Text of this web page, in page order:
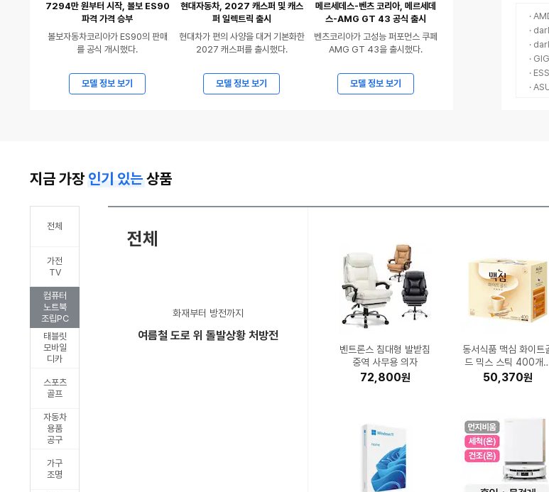
7294만 원부터 시작, 볼보 ES90
파격 가격 승부
볼보자동차코리아가 ES90의 판매
를 공식 개시했다.
7294
시
모델 정보 보기
현대자동차, 2027 캐스퍼 및 캐스
퍼 일렉트릭 출시
현대차가 편의 사양을 대거 기본화한
2027 캐스퍼를 출시했다.
현
일
모델 정보 보기
메르세데스-벤츠 코리아, 메르세데
스-AMG GT 43 공식 출시
벤츠코리아가 고성능 퍼포먼스 쿠페
AMG GT 43을 출시했다.
메
아,
메
르
세
스-
AMG
모델 정보 보기
·
·
·
·
·
·
지금 가장 인기 있는 상품
전체
가전
TV
컴퓨터
노트북
조립PC
태블릿
모바일
디카
스포츠
골프
자동차
용품
공구
가구
조명
전체
화재부터 방전까지
여름철 도로 위 돌발상황 처방전
벤트론스 침대형 발받침
중역 사무용 의자
72,800원
동서식품 맥심 화이트
드 믹스 스틱 400개
(1개)
50,370원
삼성전자 갤럭시S26 울
트라 512GB, 자급제
(블랙)
1,759,580원
MSI 지포스 RTX
0 벤투스 2X OC D7
8GB
638,990원
코스트코 커클랜드 울트
라 클린 캡슐세제 140
개입 (1개)
18,350원
EFM ipTIME
(단품)
34,900원
유니레버 도브 센서티브
스킨 뷰티 바 106g(미
국산) (16개)
31,800원
삼성전자 SL-
W (기본잉크)
294,500원
삼성전자 갤럭시S26 2
56GB, 자급제 (블랙)
1,141,140원
믈레코비타 아이러브
크 3.5% 멸균우유 1L
(12개)
19,220원
LG전자 휘센 DQ205P
SVA (일반구매)
413,493원
큐맥스 QMAX-C02
32,610원
신성통상 프로젝트엠 남
성 조직변형 슬릿 카라
티_EPE2TT1101
11,484원
삼성전자 갤럭시 버즈
프로 SM-R640 (정
322,780원
삼성전자 갤럭시A36 1
28GB, 자급제 (정품)
490,000원
현대일렉트릭 2구
누전차단 고용량 멀티
(1.5m)
13,840원
팅크웨어 아이나비 Z9
900 2채널 (32GB)
126,220원
킹스톤 KC3000
NVMe (1TB)
572,840원
한국타이어 다이나프로
HPX RA43 235/55R
19 (전국무료장착)
141,670원
LG전자 힐링미 파타
MH67BR (일반설치)
1,517,190원